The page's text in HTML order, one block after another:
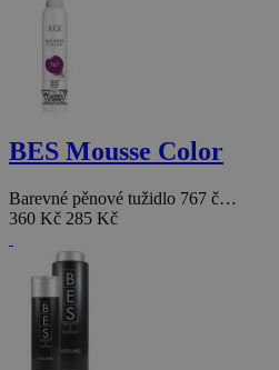
BES Mousse Color
Barevné pěnové tužidlo 767 č…
360 Kč 285 Kč